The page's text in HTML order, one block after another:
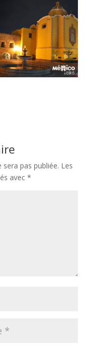
pas publiée. Les
avec *